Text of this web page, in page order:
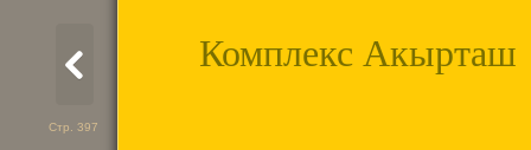
Комплекс Акырташ
Стр. 397